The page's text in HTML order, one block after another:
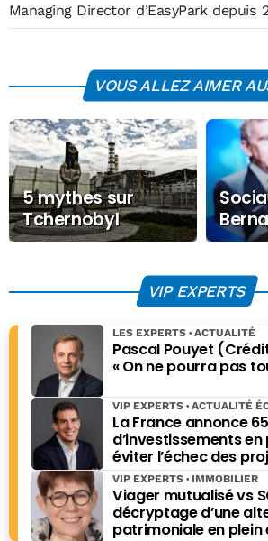
Managing Director d’EasyPark depuis
VOUS ALLEZ AIMER
5 mythes sur
Tchernobyl
auxquels vous
pour
Dior
des
VIP EXPERTS
Pascal Pouyet
« On ne pourra pas
LES EXPERTS ACTUALITÉ
La France annonce
d’investissements
éviter l’échec des
échelle ?
VIP EXPERTS ACTUALITÉ
Viager mutualisé vs
décryptage d’une
patrimoniale en plein
VIP EXPERTS IMMOBILIER